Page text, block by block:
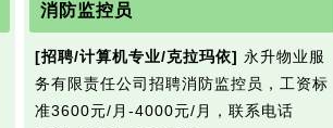
消防监控员
[招聘/计算机专业/克拉玛依] 永升物业服
务有限责任公司招聘消防监控员，工资标
准3600元/月-4000元/月，联系电话